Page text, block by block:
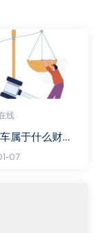
线
属于什么财
07